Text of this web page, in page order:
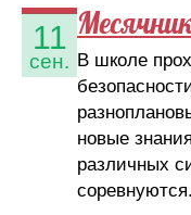
11
сен. В школе
новые
различных
соревнуются.